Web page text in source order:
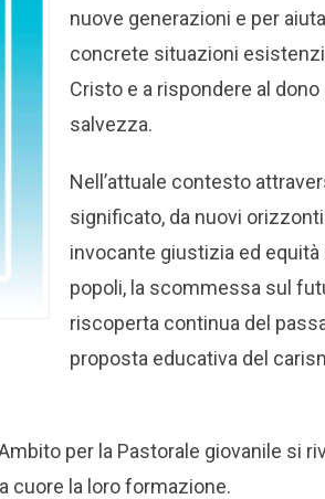
nuove generazioni e per
concrete situazioni
Cristo e a rispondere al
salvezza.
Nell’attuale contesto
significato, da nuovi
invocante giustizia ed equità
popoli, la scommessa sul
riscoperta continua del
proposta educativa del
per la Pastorale giovanile si
cuore la loro formazione.